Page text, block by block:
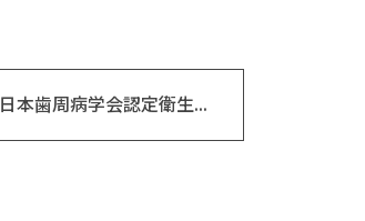
日本歯周病学会認定衛生...